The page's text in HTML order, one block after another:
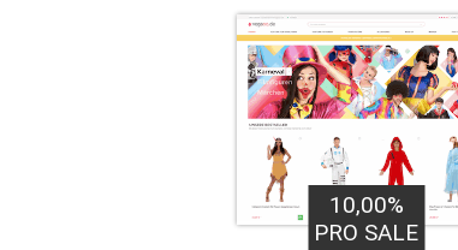
10,00%
PRO SALE